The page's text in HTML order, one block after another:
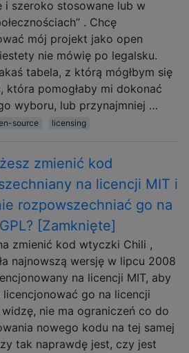
i szeroko stosowane lub w
. Chcę
mój projekt jako open
nie mówię po legalsku.
tabela, z którą mógłbym się
która pomogłaby mi dokonać
wyboru, lub przynajmniej …
source licensing
zmienić kod
na licencji MIT i
rozpowszechniać go na
[Zamknięte]
zmienić kod wtyczki Chili ,
najnowszą wersję w lipcu 2008
na licencji MIT, aby
licencjonować go na licencji
widzę, nie ma ograniczeń co do
nowego kodu na tej samej
tak naprawdę jest, czy jest